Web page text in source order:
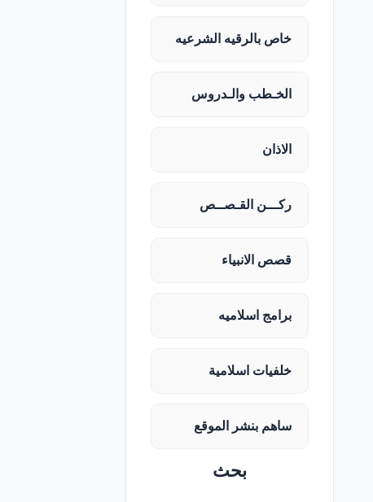
خاص بالرقيه الشرعيه
الخـطب والـدروس
الاذان
ركـــن القـصــص
قصص الانبياء
برامج اسلاميه
خلفيات اسلامية
ساهم بنشر الموقع
بحث